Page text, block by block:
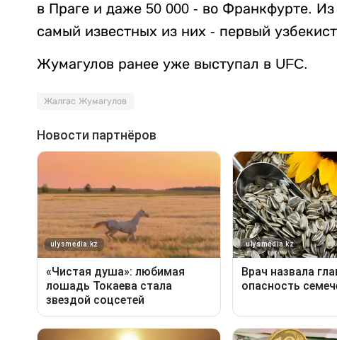
в Праге и даже 50 000 - во Франкфурте.
самый известных из них - первый
Жумагулов ранее уже выступал в UFC.
Жалгас Жумагулов